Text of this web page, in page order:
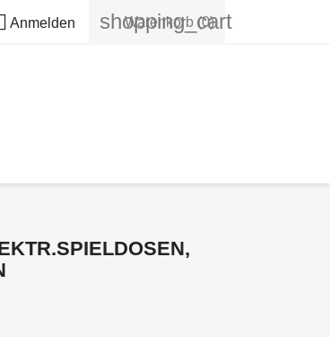
Anmelden shopping_cart
Warenkorb (0)